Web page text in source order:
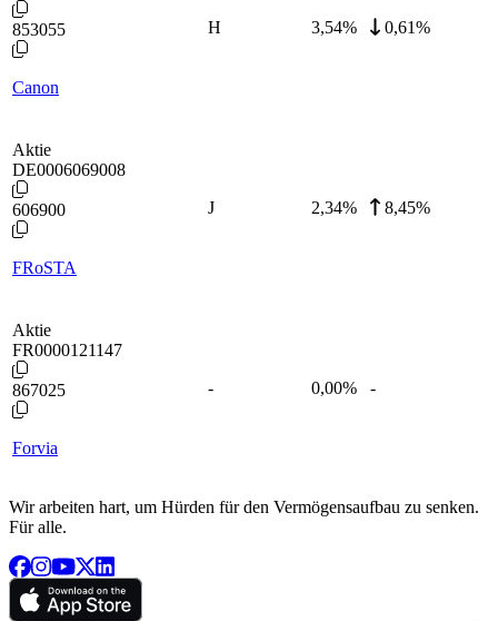
853055
Canon
H 3,54% 0,61%
Aktie
DE0006069008
606900
FRoSTA
J 2,34% 8,45%
Aktie
FR0000121147
867025
Forvia
- 0,00% -
Wir arbeiten hart, um Hürden für den Vermögensaufbau zu senken.
Für alle.